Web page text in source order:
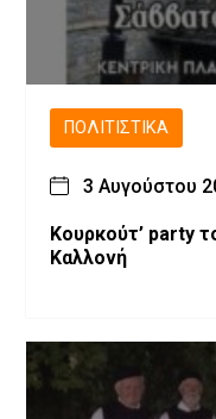
ΠΟΛΙΤΙΣΤΙΚΆ
3 Αυγούστου
Κουρκούτ’ party
Καλλονή